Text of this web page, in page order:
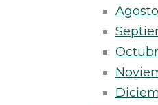
Agosto